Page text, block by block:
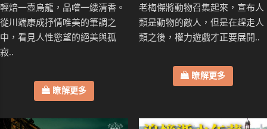
輕焙一壺烏龍，品嚐一縷清香。
從川端康成抒情唯美的筆調之
中，看見人性慾望的絕美與孤
寂..
瞭解更多
老梅傑將動物召集起來，宣布人
類是動物的敵人，但是在趕走人
類之後，權力遊戲才正要展開..
瞭解更多